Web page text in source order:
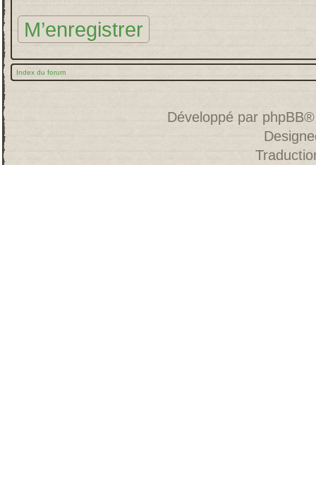
M’enregistrer
Index du forum
Développé par phpBB®